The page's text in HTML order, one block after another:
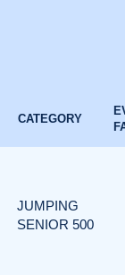
CATEGORY
JUMPING
SENIOR 500